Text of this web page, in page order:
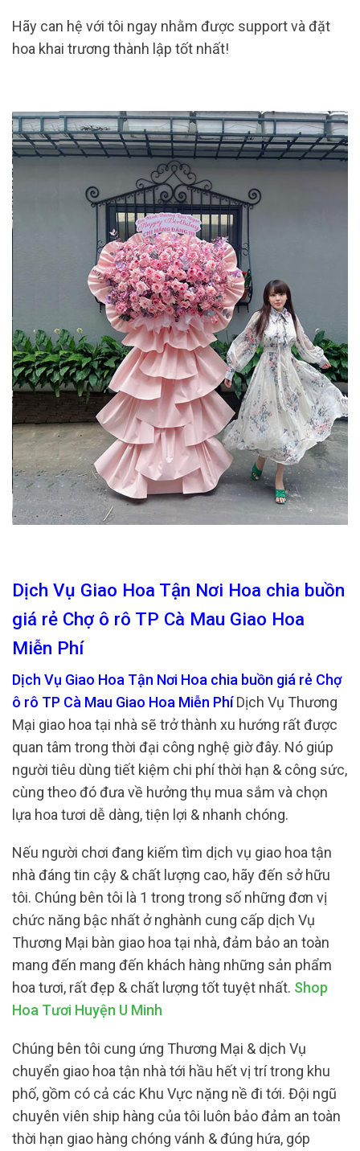
Hãy can hệ với tôi ngay nhằm được support và đặt
hoa khai trương thành lập tốt nhất!
Dịch Vụ Giao Hoa Tận Nơi Hoa chia buồn
giá rẻ Chợ ô rô TP Cà Mau Giao Hoa
Miễn Phí
Dịch Vụ Giao Hoa Tận Nơi Hoa chia buồn giá rẻ Chợ
ô rô TP Cà Mau Giao Hoa Miễn PhíDịch Vụ Thương
Mại giao hoa tại nhà sẽ trở thành xu hướng rất được
quan tâm trong thời đại công nghệ giờ đây. Nó giúp
người tiêu dùng tiết kiệm chi phí thời hạn & công sức,
cùng theo đó đưa về hưởng thụ mua sắm và chọn
lựa hoa tươi dễ dàng, tiện lợi & nhanh chóng.
Nếu người chơi đang kiếm tìm dịch vụ giao hoa tận
nhà đáng tin cậy & chất lượng cao, hãy đến sở hữu
tôi. Chúng bên tôi là 1 trong trong số những đơn vị
chức năng bậc nhất ở nghành cung cấp dịch Vụ
Thương Mại bàn giao hoa tại nhà, đảm bảo an toàn
mang đến mang đến khách hàng những sản phẩm
hoa tươi, rất đẹp & chất lượng tốt tuyệt nhất. Shop
Hoa Tươi Huyện U Minh
Chúng bên tôi cung ứng Thương Mại & dịch Vụ
chuyển giao hoa tận nhà tới hầu hết vị trí trong khu
phố, gồm có cả các Khu Vực nặng nề đi tới. Đội ngũ
chuyên viên ship hàng của tôi luôn bảo đảm an toàn
thời hạn giao hàng chóng vánh & đúng hứa, góp